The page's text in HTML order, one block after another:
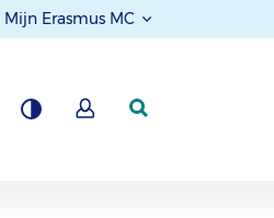
Mijn Erasmus MC